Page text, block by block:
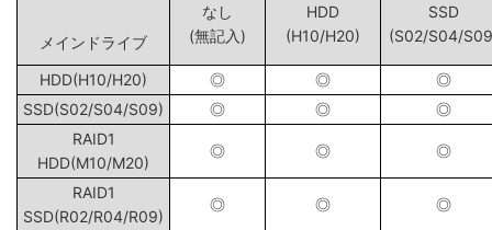
メインドライブ
なし
(無記入)
HDD
(H10/H20)
SSD
(S02/S04/
HDD(H10/H20) ◎ ◎
◎
SSD(S02/S04/S09)
◎ ◎
◎
RAID1
HDD(M10/M20)
◎ ◎ ◎
RAID1
SSD(R02/R04/R09)
◎ ◎ ◎